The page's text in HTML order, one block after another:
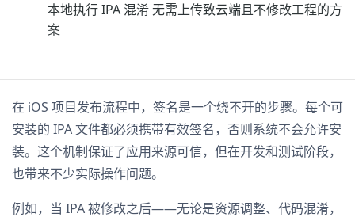
本地执行 IPA 混淆 无需上传致云端且不修改工程的方
案
在 iOS 项目发布流程中，签名是一个绕不开的步骤。每个可
安装的 IPA 文件都必须携带有效签名，否则系统不会允许安
装。这个机制保证了应用来源可信，但在开发和测试阶段，
也带来不少实际操作问题。
例如，当 IPA 被修改之后——无论是资源调整、代码混淆，